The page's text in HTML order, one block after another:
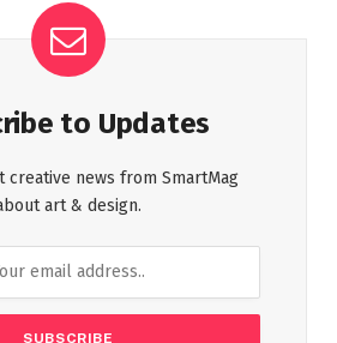
to Updates
creative news from SmartMag
art & design.